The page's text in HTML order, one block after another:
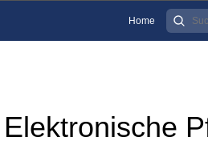
Home
Elektronische